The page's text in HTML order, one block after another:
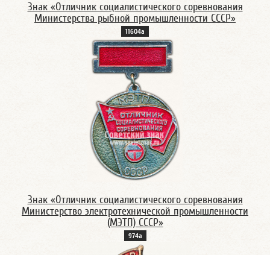
Знак «Отличник социалистического соревнования
Министерства рыбной промышленности СССР»
11604а
Знак «Отличник социалистического соревнования
Министерство электротехнической промышленности
(МЭТП) СССР»
974а